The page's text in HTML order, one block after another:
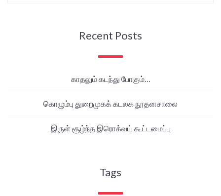
Recent Posts
காதலும் கடந்து போகும்…
கொழும்பு துறைமுகக் கடலக நூதனசாலை
இருள் சூழ்ந்த இரொக்வய் கூட்டமைப்பு
Tags